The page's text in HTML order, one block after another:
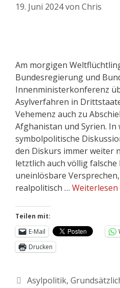
19. Juni 2024von Chris
Am morgigen
Bundesregierung und
Innenministerkonferenz
Asylverfahren in
Vehemenz auch zu
Afghanistan und Syrien. In
symbolpolitische
den Diskurs immer weiter
letztlich auch völlig
uneinlösbare
realpolitisch … Weiterlesen
Teilen mit:
E-Mail
Drucken
Asylpolitik,